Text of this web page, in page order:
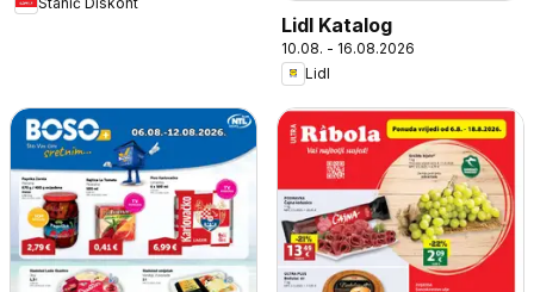
Lidl Katalog
10.08. - 16.08.2026
Lidl